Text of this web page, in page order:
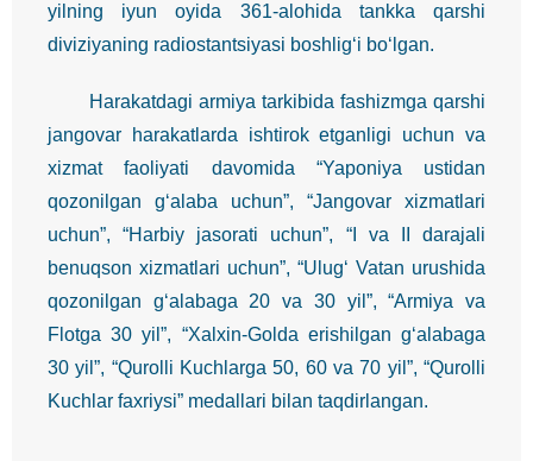
yilning iyun oyida 361-alohida tankka qarshi
diviziyaning radiostantsiyasi boshlig‘i bo‘lgan.
Harakatdagi armiya tarkibida fashizmga qarshi
jangovar harakatlarda ishtirok etganligi uchun va
xizmat faoliyati davomida “Yaponiya ustidan
qozonilgan g‘alaba uchun”, “Jangovar xizmatlari
uchun”, “Harbiy jasorati uchun”, “I va II darajali
benuqson xizmatlari uchun”, “Ulug‘ Vatan urushida
qozonilgan g‘alabaga 20 va 30 yil”, “Armiya va
Flotga 30 yil”, “Xalxin-Golda erishilgan g‘alabaga
30 yil”, “Qurolli Kuchlarga 50, 60 va 70 yil”, “Qurolli
Kuchlar faxriysi” medallari bilan taqdirlangan.